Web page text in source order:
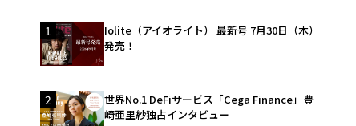
1
Iolite（アイオライト） 最新号 7月30日（木）
発売！
2
世界No.1 DeFiサービス「Cega Finance」豊
崎亜里紗独占インタビュー